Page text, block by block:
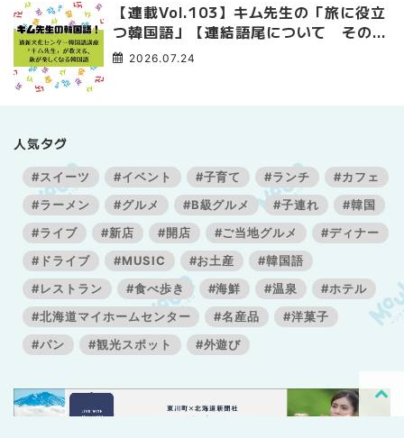
【連載Vol.103】キム先生の「旅に役立
つ韓国語」【連結語尾について その
3】2026.07.24
人気タグ
#スイーツ #イベント #子育て #ランチ
#カフェ
#ラーメン
#グルメ #B級グルメ #子連れ
#韓国
#ライブ
#新店 #開店 #ご当地グルメ
#ディナー
#ドライブ
#MUSIC #お土産
#韓国語
#レストラン
#食べ歩き #海鮮 #温泉
#ホテル
#北海道マイホームセンター
#名産品
#洋菓子
#パン
#観光スポット #外遊び